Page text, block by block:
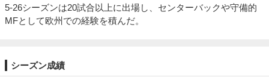
5-26シーズンは20試合以上に出場し、センターバックや守備的
MFとして欧州での経験を積んだ。
シーズン成績